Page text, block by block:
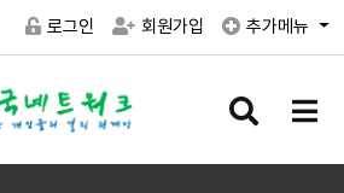
로그인 회원가입 추가메뉴
검
버
메
버